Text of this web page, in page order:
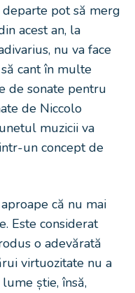
pot să merg
acest an, la
nu va face
cant în multe
de sonate pentru
de Niccolo
muzicii va
un concept de
că nu mai
Este considerat
o adevărată
virtuozitate nu a
știe, însă,